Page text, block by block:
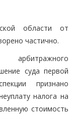
области от
частично.
арбитражного
суда первой
признано
налога на
стоимость